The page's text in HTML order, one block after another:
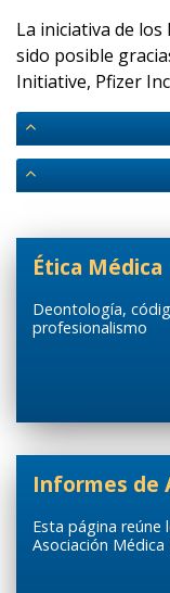
La iniciativa de
sido posible
Initiative, Pfizer
Ética Médica
Deontología,
profesionalismo
Informes de
Esta página reúne
Asociación